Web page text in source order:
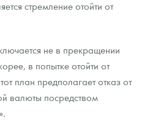
стремление отойти от
не в прекращении
в попытке отойти от
план предполагает отказ от
валюты посредством